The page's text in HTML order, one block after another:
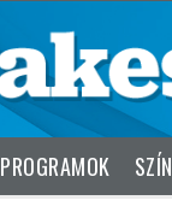
PROGRAMOK